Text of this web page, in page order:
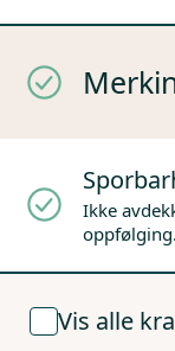
Ikke
oppfølging.
Vis alle